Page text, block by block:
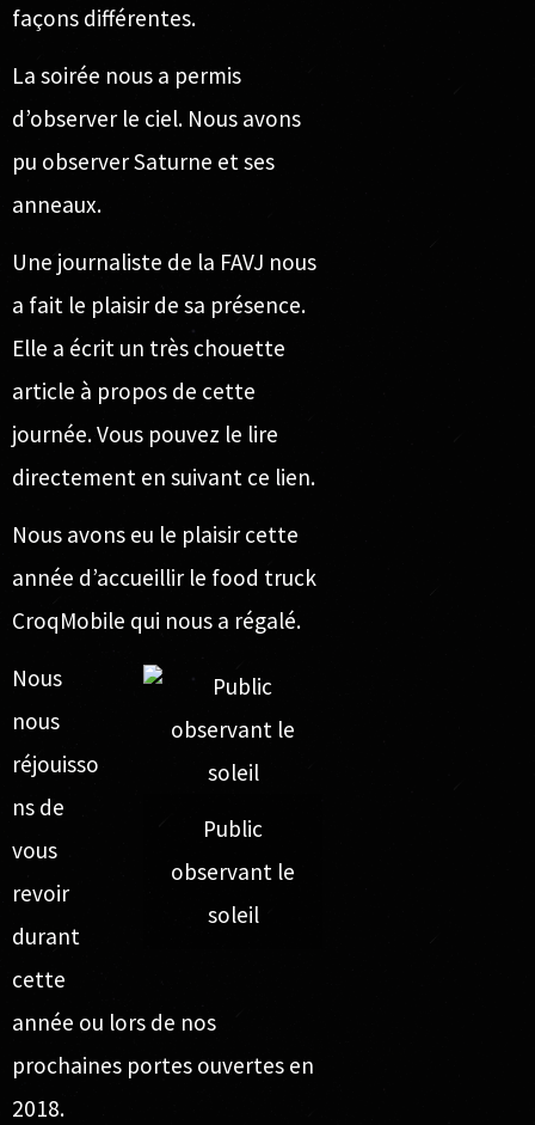
façons différentes.
La soirée nous a permis
d’observer le ciel. Nous avons
pu observer Saturne et ses
anneaux.
Une journaliste de la FAVJ nous
a fait le plaisir de sa présence.
Elle a écrit un très chouette
article à propos de cette
journée. Vous pouvez le lire
directement en suivant ce lien.
Nous avons eu le plaisir cette
année d’accueillir le food truck
CroqMobile qui nous a régalé.
Public
observant le
soleil
Nous
nous
réjouisso
ns de
vous
revoir
durant
cette
année ou lors de nos
prochaines portes ouvertes en
2018.